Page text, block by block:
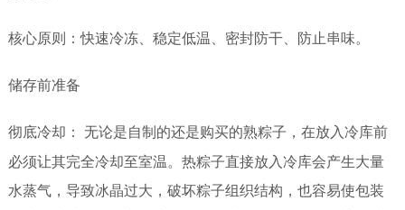
核心原则：快速冷冻、稳定低温、密封防干、防止串味。
储存前准备
彻底冷却：
无论是自制的还是购买的熟粽子，在放入冷库前
必须让其完全冷却至室温。热粽子直接放入冷库会产生大量
水蒸气，导致冰晶过大，破坏粽子组织结构，也容易使包装